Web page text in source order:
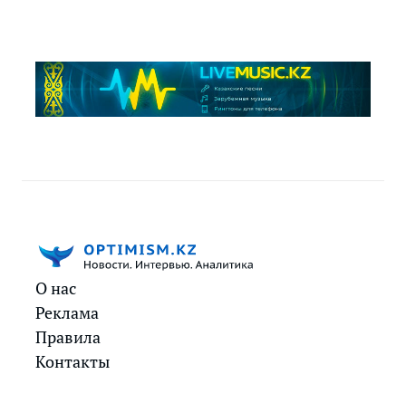
О нас
Реклама
Правила
Контакты